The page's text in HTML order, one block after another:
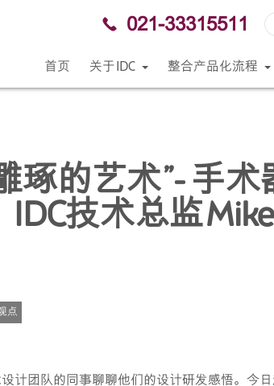
021-33315511
首页 关于IDC 整合产品化流程
琢的艺术”- 手
IDC技术总监
点
计团队的同事聊聊他们的设计研发感悟。今